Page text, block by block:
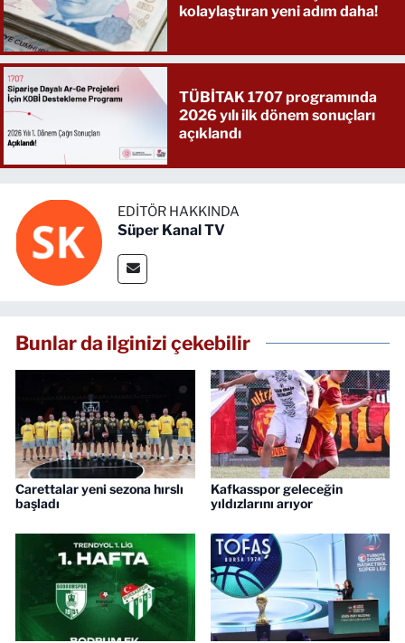
kolaylaştıran yeni adım daha!
TÜBİTAK 1707 programında
2026 yılı ilk dönem sonuçları
açıklandı
EDITÖR HAKKINDA
Süper Kanal TV
Bunlar da ilginizi çekebilir
Carettalar yeni sezona hırslı
başladı
Kafkasspor geleceğin
yıldızlarını arıyor